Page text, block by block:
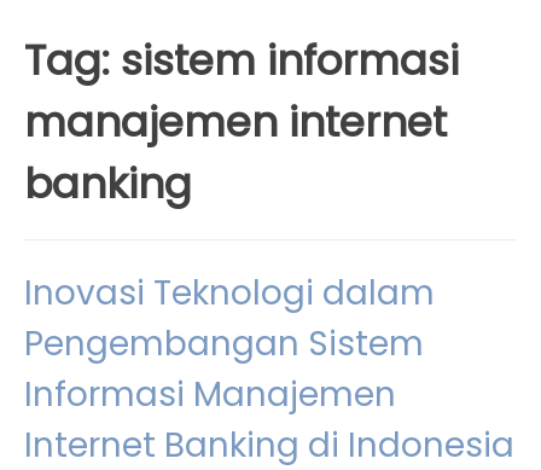
Tag: sistem informasi
manajemen internet
banking
Inovasi Teknologi dalam
Pengembangan Sistem
Informasi Manajemen
Internet Banking di Indonesia